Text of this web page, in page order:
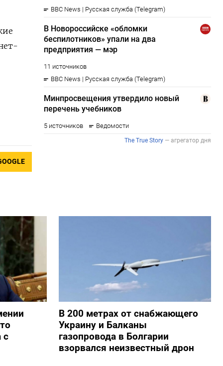
с
В 200 метрах от снабжающего
Украину и Балканы
газопровода в Болгарии
взорвался неизвестный дрон